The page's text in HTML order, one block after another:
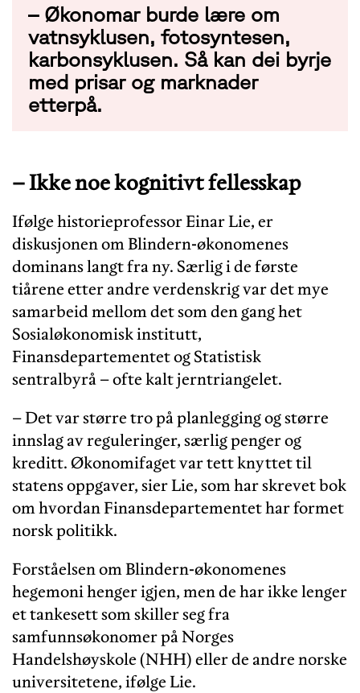
– Økonomar burde lære om
vatnsyklusen, fotosyntesen,
karbonsyklusen. Så kan dei byrje
med prisar og marknader
etterpå.
–Ikke noe kognitivt fellesskap
Ifølge historieprofessor Einar Lie, er
diskusjonen om Blindern-økonomenes
dominans langt fra ny. Særlig i de første
tiårene etter andre verdenskrig var det mye
samarbeid mellom det som den gang het
Sosialøkonomisk institutt,
Finansdepartementet og Statistisk
sentralbyrå – ofte kalt jerntriangelet.
– Det var større tro på planlegging og større
innslag av reguleringer, særlig penger og
kreditt. Økonomifaget var tett knyttet til
statens oppgaver, sier Lie, som har skrevet bok
om hvordan Finansdepartementet har formet
norsk politikk.
Forståelsen om Blindern-økonomenes
hegemoni henger igjen, men de har ikke lenger
et tankesett som skiller seg fra
samfunnsøkonomer på Norges
Handelshøyskole (NHH) eller de andre norske
universitetene, ifølge Lie.